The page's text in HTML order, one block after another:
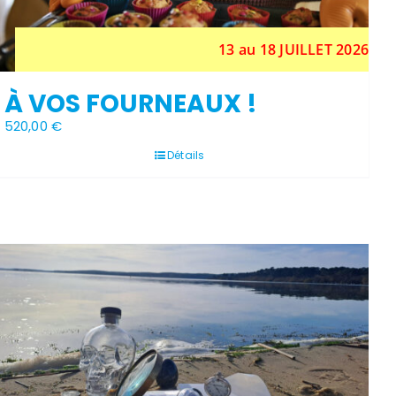
13 au 18 JUILLET 2026
À VOS FOURNEAUX !
520,00€
Détails